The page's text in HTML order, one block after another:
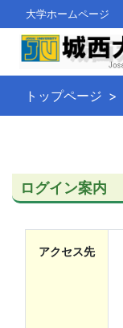
大学ホームページ
トップページ
ログイン案内
アクセス先